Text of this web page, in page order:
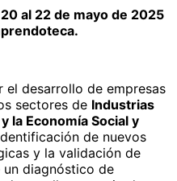
al 22 de mayo de 2025
desarrollo de empresas
sectores de Industrias
la Economía Social y
de nuevos
y la validación de
diagnóstico de